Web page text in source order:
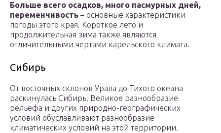
Больше всего осадков, много пасмурных дней,
переменчивость – основные характеристики
погоды этого края. Короткое лето и
продолжительная зима также являются
отличительными чертами карельского климата.
Сибирь
От восточных склонов Урала до Тихого океана
раскинулась Сибирь. Великое разнообразие
рельефа и других природно-географических
условий обуславливают разнообразие
климатических условий на этой территории.